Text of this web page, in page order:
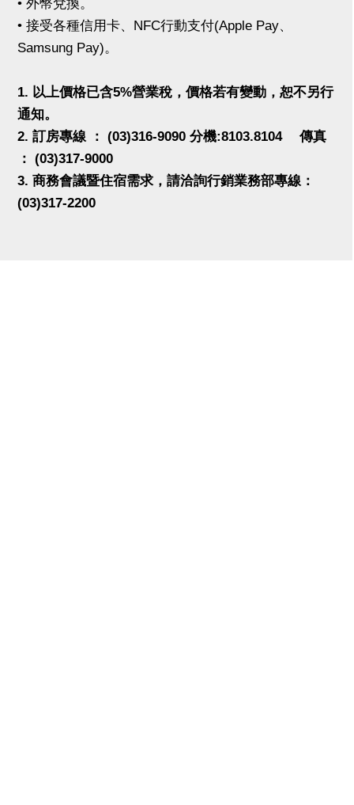
• 外幣兌換。
• 接受各種信用卡、NFC行動支付(Apple Pay、
Samsung Pay)。
1. 以上價格已含5%營業稅，價格若有變動，恕不另行
通知。
2. 訂房專線 ： (03)316-9090 分機:8103.8104 傳真
： (03)317-9000
3. 商務會議暨住宿需求，請洽詢行銷業務部專線：
(03)317-2200